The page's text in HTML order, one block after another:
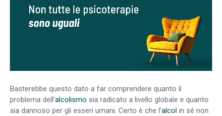
Basterebbe questo dato a far comprendere quanto il
problema dell’alcolismo sia radicato a livello globale e quanto
sia dannoso per gli esseri umani. Certo è che l’alcol in sé non